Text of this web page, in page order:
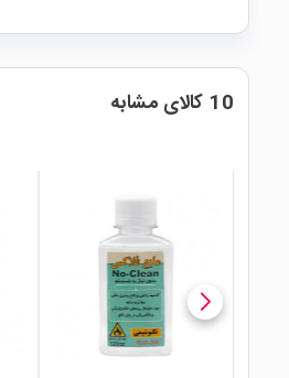
10 کالای مشابه